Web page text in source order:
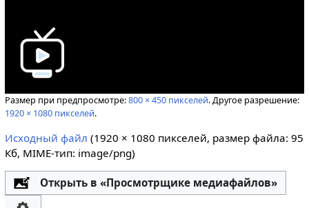
Размер при предпросмотре:800 × 450 пикселей.Другое разрешение:
1920 × 1080 пикселей.
Исходный файл (1920 × 1080 пикселей, размер файла: 95
Кб, MIME-тип: image/png)
Открыть в «Просмотрщике медиафайлов»